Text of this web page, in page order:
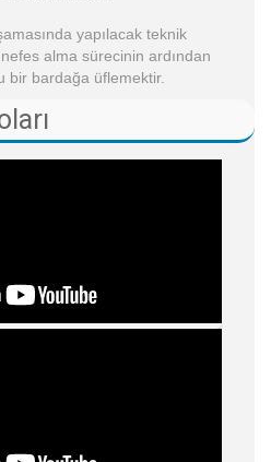
yapılacak teknik
alma sürecinin ardından
bir bardağa üflemektir.